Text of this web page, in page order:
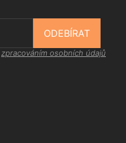
ODEBÍRAT
zpracováním osobních údajů